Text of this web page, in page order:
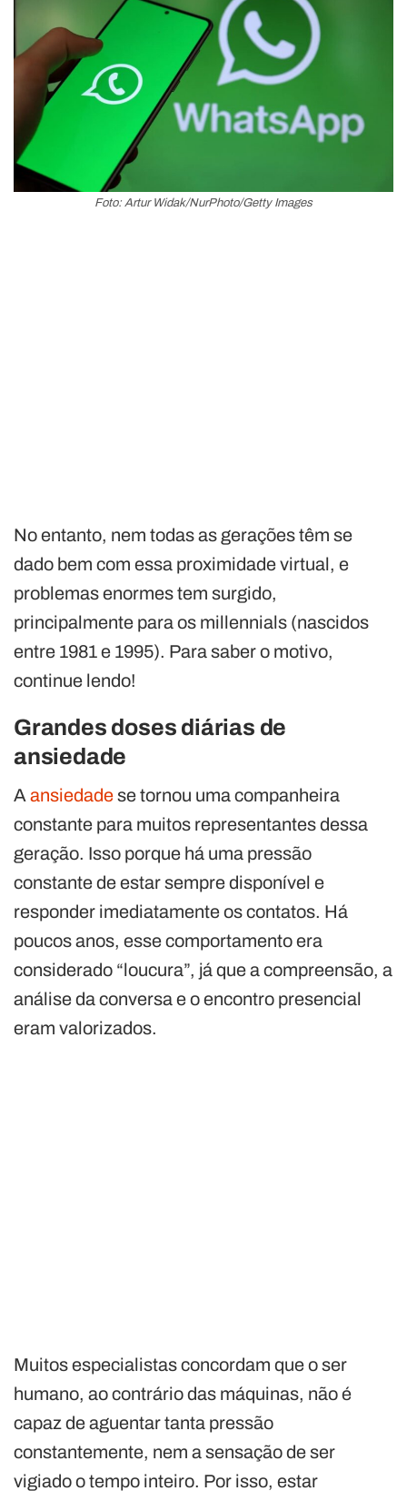
Foto: Artur Widak/NurPhoto/Getty Images
No entanto, nem todas as gerações têm se
dado bem com essa proximidade virtual, e
problemas enormes tem surgido,
principalmente para os millennials (nascidos
entre 1981 e 1995). Para saber o motivo,
continue lendo!
Grandes doses diárias de
ansiedade
Aansiedadese tornou uma companheira
constante para muitos representantes dessa
geração. Isso porque há uma pressão
constante de estar sempre disponível e
responder imediatamente os contatos. Há
poucos anos, esse comportamento era
considerado “loucura”, já que a compreensão, a
análise da conversa e o encontro presencial
eram valorizados.
Muitos especialistas concordam que o ser
humano, ao contrário das máquinas, não é
capaz de aguentar tanta pressão
constantemente, nem a sensação de ser
vigiado o tempo inteiro. Por isso, estar